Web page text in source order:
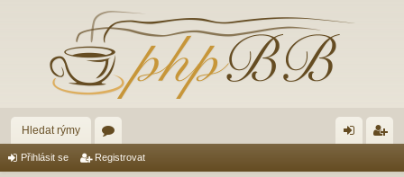
Hledat rýmy
ór
Přihlásit se Registrovat